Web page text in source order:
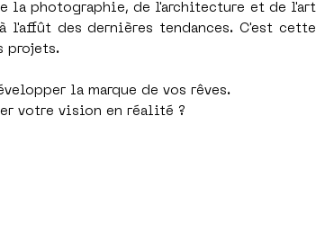
la photographie, de l'architecture et de l'art
l'affût des dernières tendances. C'est cette
projets.
la marque de vos rêves.
votre vision en réalité ?